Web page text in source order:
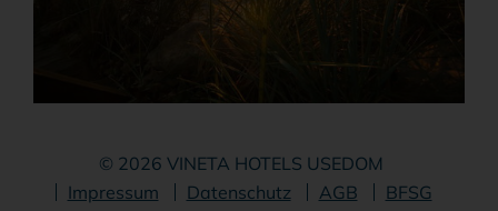
© 2026 VINETA HOTELS USEDOM
Navigation
Impressum Datenschutz AGB BFSG